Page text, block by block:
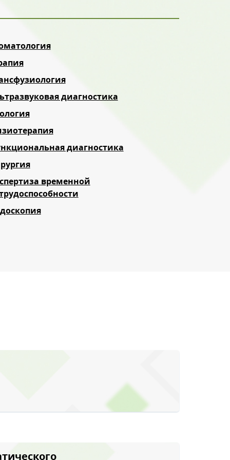
диагностика
диагностика
временной